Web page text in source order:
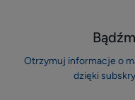
Otrzymuj informacje o
dzięki